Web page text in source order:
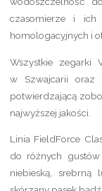
czasomierze i ich
homologacyjnych i
Wszystkie zegarki
w Szwajcarii oraz
potwierdzającą
najwyższej jakości.
Linia FieldForce
do różnych
niebieską,